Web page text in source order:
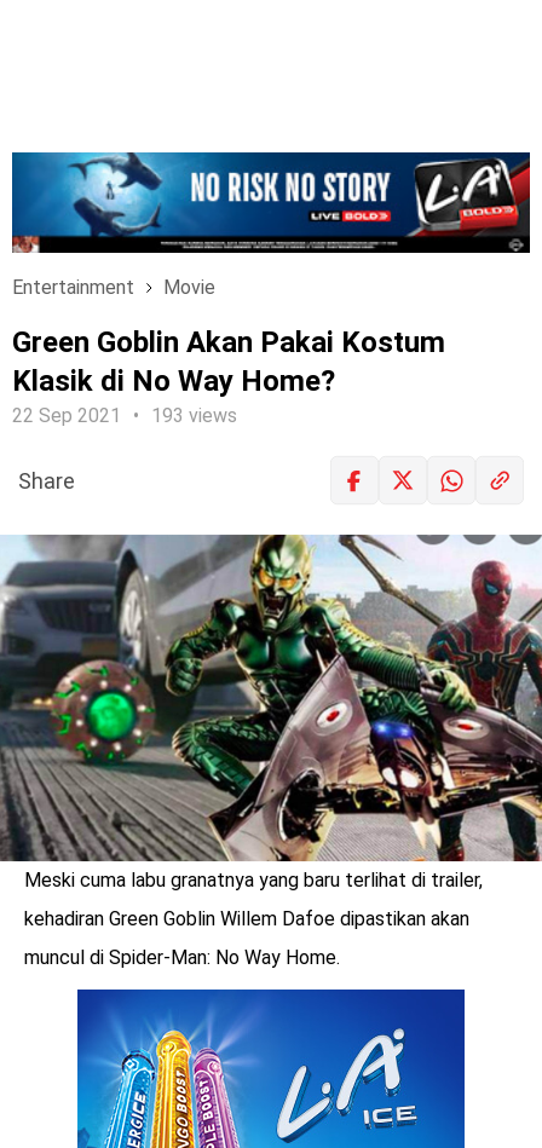
Entertainment Movie
Green Goblin Akan Pakai Kostum
Klasik di No Way Home?
22 Sep 2021 193 views
menarik
LOGIN
Share
Meski cuma labu granatnya yang baru terlihat di trailer,
kehadiran Green Goblin Willem Dafoe dipastikan akan
muncul di Spider-Man: No Way Home.